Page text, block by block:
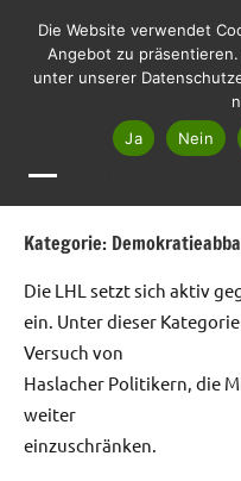
springen
LHL
Liste
Haslach
Lebenswert
Kategorie:
Die LHL setzt sich aktiv
ein. Unter dieser
Versuch von
Haslacher Politikern, die
weiter
einzuschränken.
Die Website verwendet
Angebot zu
unter unserer
Ja
Nein